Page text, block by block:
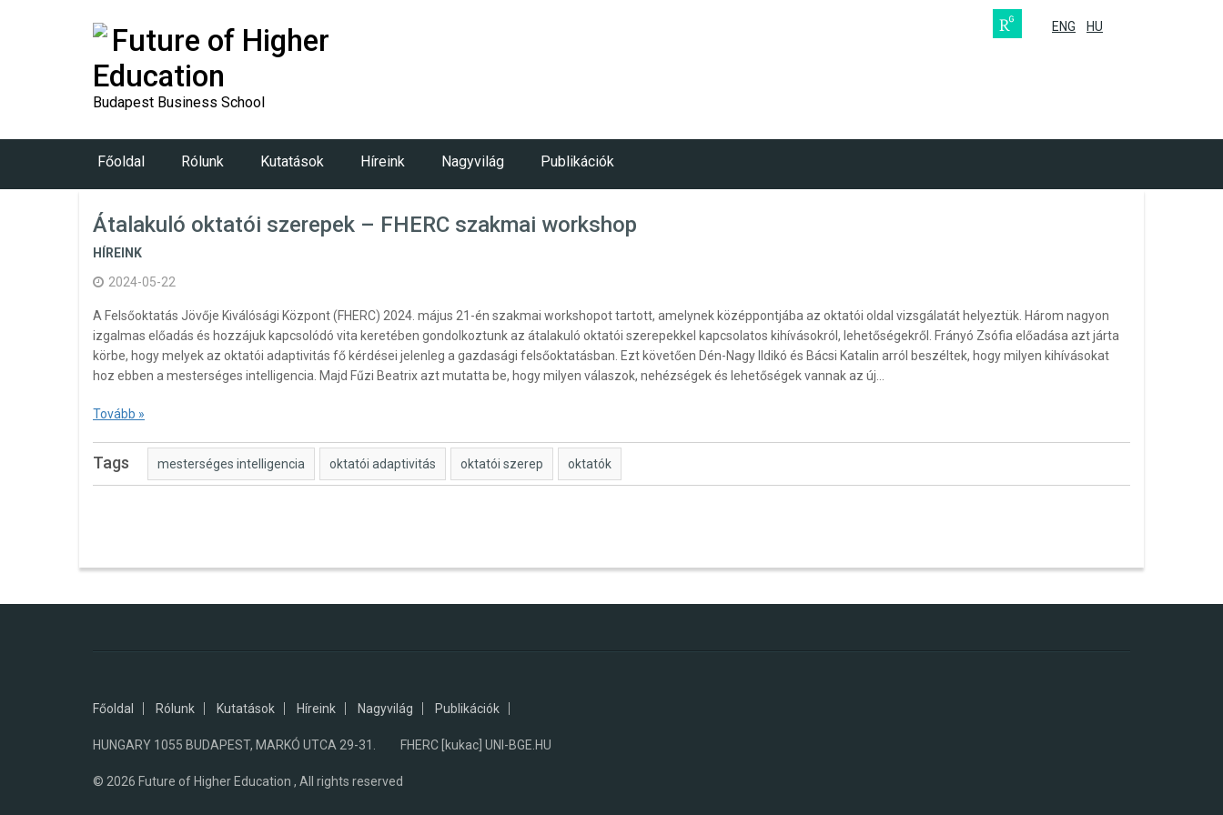
ENG HU
Future of Higher
Education
Budapest Business School
Főoldal Rólunk Kutatások Híreink Nagyvilág Publikációk
Átalakuló oktatói szerepek – FHERC szakmai workshop
HÍREINK
2024-05-22
A Felsőoktatás Jövője Kiválósági Központ (FHERC) 2024. május 21-én szakmai workshopot tartott, amelynek középpontjába az oktatói oldal vizsgálatát helyeztük. Három nagyon
izgalmas előadás és hozzájuk kapcsolódó vita keretében gondolkoztunk az átalakuló oktatói szerepekkel kapcsolatos kihívásokról, lehetőségekről. Frányó Zsófia előadása azt járta
körbe, hogy melyek az oktatói adaptivitás fő kérdései jelenleg a gazdasági felsőoktatásban. Ezt követően Dén-Nagy Ildikó és Bácsi Katalin arról beszéltek, hogy milyen kihívásokat
hoz ebben a mesterséges intelligencia. Majd Fűzi Beatrix azt mutatta be, hogy milyen válaszok, nehézségek és lehetőségek vannak az új…
Tovább »
Tags mesterséges intelligencia oktatói adaptivitás oktatói szerep oktatók
Főoldal Rólunk Kutatások Híreink Nagyvilág Publikációk
HUNGARY 1055 BUDAPEST, MARKÓ UTCA 29-31. FHERC [kukac] UNI-BGE.HU
© 2026 Future of Higher Education , All rights reserved